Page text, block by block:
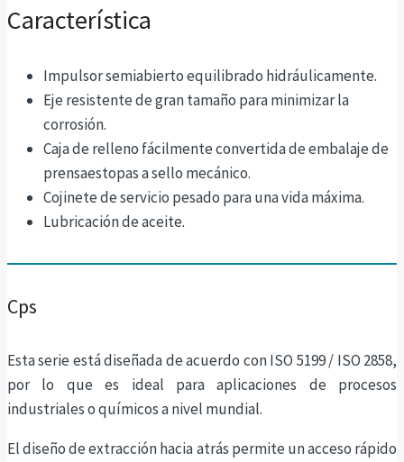
Característica
Impulsor semiabierto equilibrado hidráulicamente.
Eje resistente de gran tamaño para minimizar la
corrosión.
Caja de relleno fácilmente convertida de embalaje de
prensaestopas a sello mecánico.
Cojinete de servicio pesado para una vida máxima.
Lubricación de aceite.
Cps
Esta serie está diseñada de acuerdo con ISO 5199 / ISO 2858,
por lo que es ideal para aplicaciones de procesos
industriales o químicos a nivel mundial.
El diseño de extracción hacia atrás permite un acceso rápido